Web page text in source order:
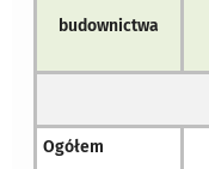
budownictwa
Ogółem